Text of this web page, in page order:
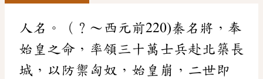
人名。（？～西元前220)秦名將，奉
始皇之命，率領三十萬士兵赴北築長
城，以防禦匈奴，始皇崩，二世即